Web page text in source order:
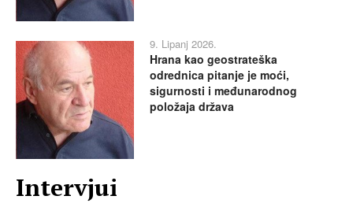
9. Lipanj 2026.
Hrana kao geostrateška
odrednica pitanje je moći,
sigurnosti i međunarodnog
položaja država
Intervjui